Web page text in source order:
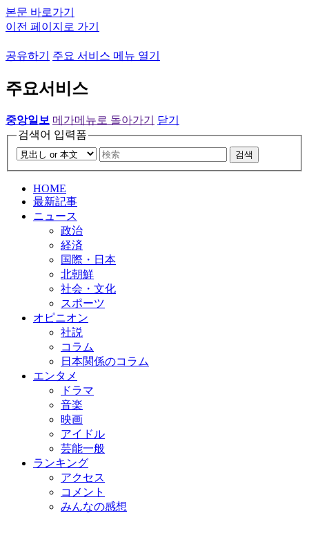
본문 바로가기
이전 페이지로 가기
공유하기 주요 서비스 메뉴 열기
주요서비스
중앙일보 메가메뉴로 돌아가기
닫기
검색어 입력폼
검색
HOME
最新記事
ニュース
政治
経済
国際・日本
北朝鮮
社会・文化
スポーツ
オピニオン
社説
コラム
日本関係のコラム
エンタメ
ドラマ
音楽
映画
アイドル
芸能一般
ランキング
アクセス
コメント
みんなの感想